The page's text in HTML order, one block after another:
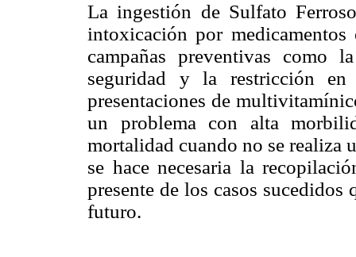
La ingestión de Sulfato
intoxicación por
campañas preventivas como
seguridad y la restricción
presentaciones de
un problema con alta
mortalidad cuando no se realiza
se hace necesaria la
presente de los casos
futuro.